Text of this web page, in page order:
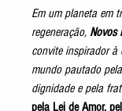
Em um planeta em
regeneração, Novos
convite inspirador à
mundo pautado
dignidade e pela
pela Lei de Amor,